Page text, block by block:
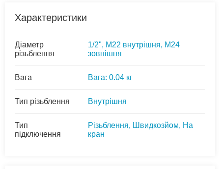
Характеристики
Діаметр
різьблення
1/2", M22 внутрішня, M24
зовнішня
Вага Вага: 0.04 кг
Тип різьблення Внутрішня
Тип
підключення
Різьблення, Швидкозйом, На
кран